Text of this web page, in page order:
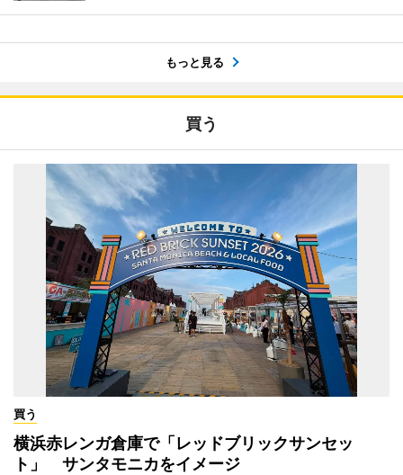
もっと見る
買う
買う
横浜赤レンガ倉庫で「レッドブリックサンセッ
ト」 サンタモニカをイメージ